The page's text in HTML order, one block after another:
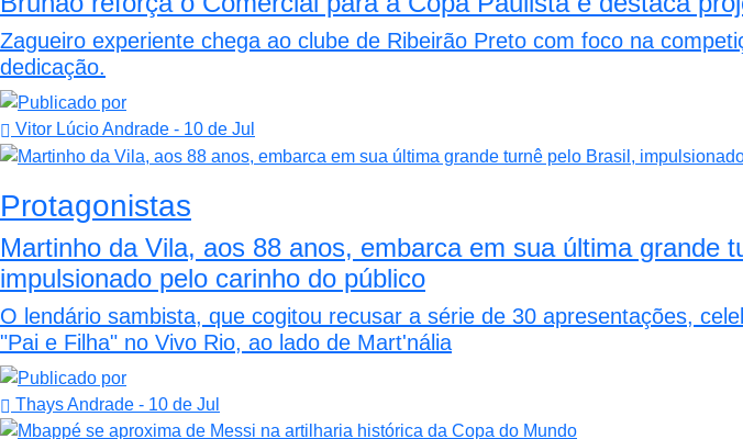
Zagueiro experiente chega ao clube de Ribeirão Preto com foco na
dedicação.
Vitor Lúcio Andrade - 10 de Jul
Protagonistas
Martinho da Vila, aos 88 anos, embarca em sua última grande
impulsionado pelo carinho do público
O lendário sambista, que cogitou recusar a série de 30 apresentações,
"Pai e Filha" no Vivo Rio, ao lado de Mart'nália
Thays Andrade - 10 de Jul